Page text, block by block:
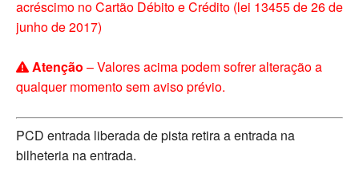
acréscimo no Cartão Débito e Crédito (lei 13455 de 26 de
junho de 2017)
Atenção – Valores acima podem sofrer alteração a
qualquer momento sem aviso prévio.
PCD entrada liberada de pista retira a entrada na
bilheteria na entrada.